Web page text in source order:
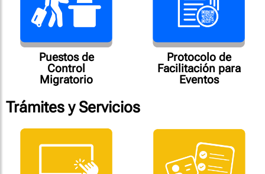
Puestos de
Control
Migratorio
Protocolo de
Facilitación para
Eventos
Trámites y Servicios